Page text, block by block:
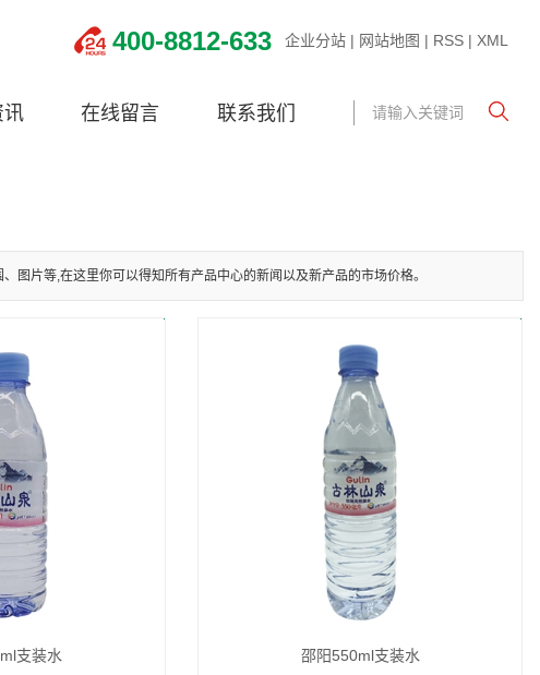
企业分站| 网站地图 | RSS| XML
400-8812-633
讯 在线留言 联系我们
图片等,在这里你可以得知所有产品中心的新闻以及新产品的市场价格。
支装水 邵阳550ml支装水